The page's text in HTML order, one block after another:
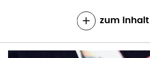
zum Inhalt